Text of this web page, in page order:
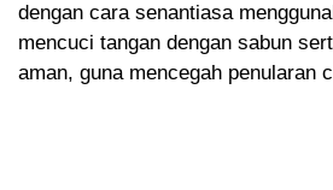
dengan cara senantiasa
mencuci tangan dengan sabun
aman, guna mencegah penularan